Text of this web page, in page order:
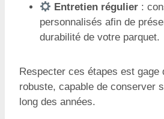
Entretien régulier :
personnalisés afin de
durabilité de votre parquet.
Respecter ces étapes est gage
robuste, capable de conserver
long des années.